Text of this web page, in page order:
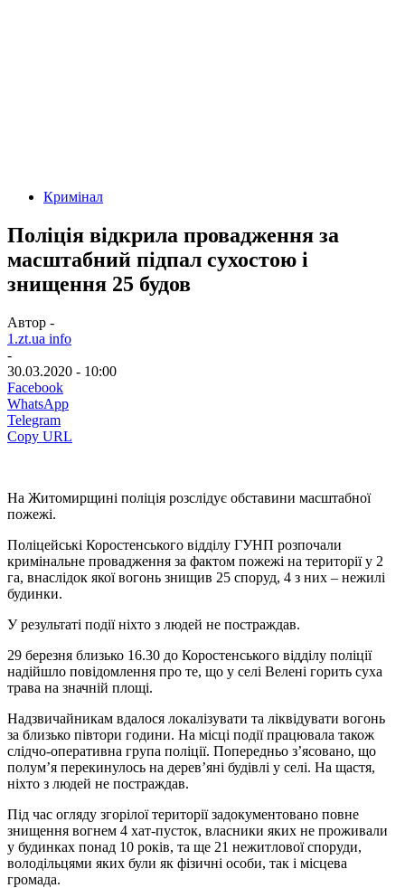
Кримінал
Поліція відкрила провадження за
масштабний підпал сухостою і
знищення 25 будов
Автор -
1.zt.ua info
-
30.03.2020 - 10:00
Facebook
WhatsApp
Telegram
Copy URL
На Житомирщині поліція розслідує обставини масштабної
пожежі.
Поліцейські Коростенського відділу ГУНП розпочали
кримінальне провадження за фактом пожежі на території у 2
га, внаслідок якої вогонь знищив 25 споруд, 4 з них – нежилі
будинки.
У результаті події ніхто з людей не постраждав.
29 березня близько 16.30 до Коростенського відділу поліції
надійшло повідомлення про те, що у селі Велені горить суха
трава на значній площі.
Надзвичайникам вдалося локалізувати та ліквідувати вогонь
за близько півтори години. На місці події працювала також
слідчо-оперативна група поліції. Попередньо з’ясовано, що
полум’я перекинулось на дерев’яні будівлі у селі. На щастя,
ніхто з людей не постраждав.
Під час огляду згорілої території задокументовано повне
знищення вогнем 4 хат-пусток, власники яких не проживали
у будинках понад 10 років, та ще 21 нежитлової споруди,
володільцями яких були як фізичні особи, так і місцева
громада.